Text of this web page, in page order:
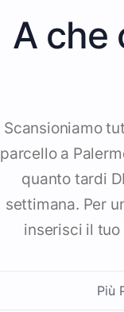
A che
Scansioniamo
parcello a
quanto tardi
settimana. Per
inserisci il
Più